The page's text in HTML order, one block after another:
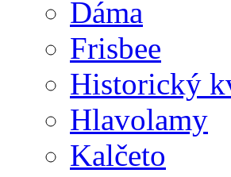
Dáma
Frisbee
Historický
Hlavolamy
Kalčeto